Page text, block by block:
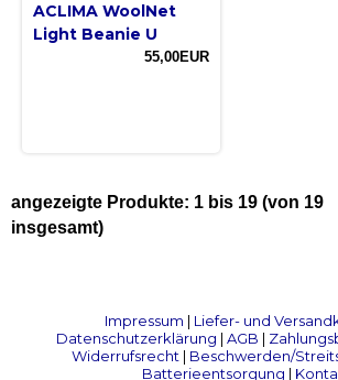
ACLIMA WoolNet
Light Beanie U
55,00EUR
angezeigte Produkte: 1 bis 19 (von 19
insgesamt)
Impressum | Liefer- und
Datenschutzerklärung | AGB |
Widerrufsrecht| Beschwerden/
Batterieentsorgung |